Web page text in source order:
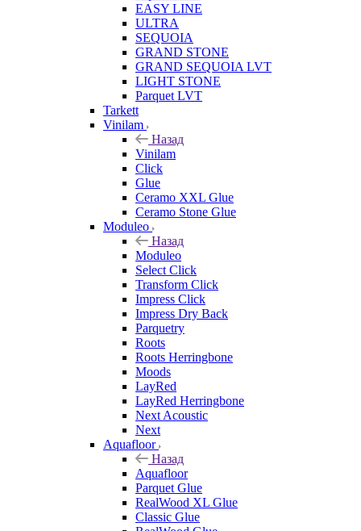
EASY LINE
ULTRA
SEQUOIA
GRAND STONE
GRAND SEQUOIA LVT
LIGHT STONE
Parquet LVT
Tarkett
Vinilam
Назад
Vinilam
Click
Glue
Ceramo XXL Glue
Ceramo Stone Glue
Moduleo
Назад
Moduleo
Select Click
Transform Click
Impress Click
Impress Dry Back
Parquetry
Roots
Roots Herringbone
Moods
LayRed
LayRed Herringbone
Next Acoustic
Next
Aquafloor
Назад
Aquafloor
Parquet Glue
RealWood XL Glue
Classic Glue